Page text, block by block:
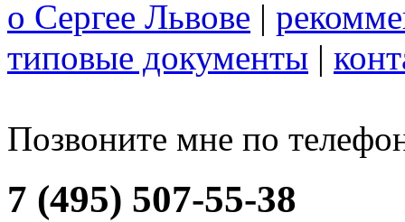
о Сергее Львове |
типовые документы |
Позвоните мне по
7 (495) 507-55-38